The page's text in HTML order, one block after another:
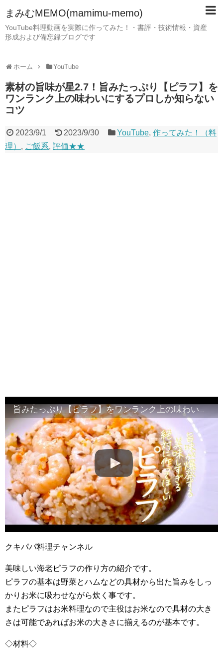
まみむMEMO(mamimu-memo)
YouTube料理動画を実際に作ってみた！・書評・技術情報・資産
形成および備忘録ブログです
ホーム YouTube
素材の旨味が星2.7！旨みたっぷり【ピラフ】を
ワンランク上の味わいにするプロしか知らない
コツ
2023/9/1 2023/9/30 YouTube,作ってみた！（料
理） , ご飯系, 評価★★
旨みたっぷり【ピラフ】をワンランク上の味わいにするプロしか知らないコツ
クキパパ料理チャンネル
美味しい海老ピラフの作り方の紹介です。
ピラフの基本は野菜とハムなどの具材から出た旨みをしっ
かりお米に吸わせながら炊く事です。
またピラフはお米料理なので主役はお米なので具材の大き
さは可能であればお米の大きさに揃えるのが基本です。
◇材料◇